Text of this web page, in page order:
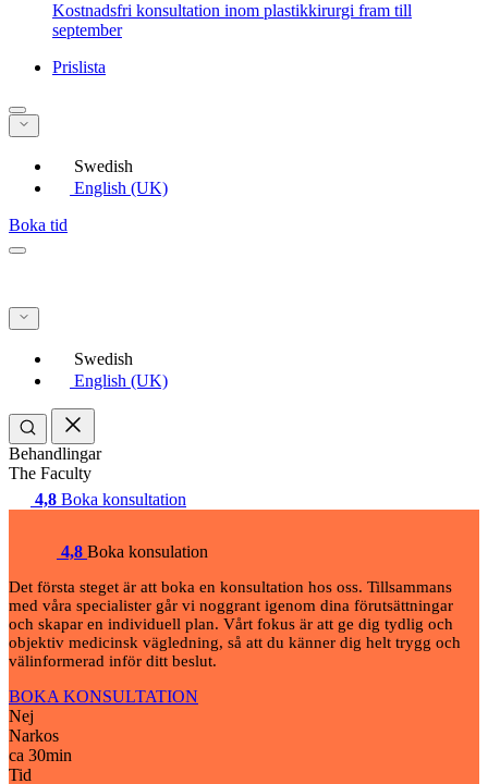
Kostnadsfri konsultation inom plastikkirurgi fram till
september
Prislista
Swedish
English (UK)
Boka tid
Swedish
English (UK)
Behandlingar
The Faculty
4,8 Boka konsultation
4,8 Boka konsulation
Det första steget är att boka en konsultation hos oss. Tillsammans
med våra specialister går vi noggrant igenom dina förutsättningar
och skapar en individuell plan. Vårt fokus är att ge dig tydlig och
objektiv medicinsk vägledning, så att du känner dig helt trygg och
välinformerad inför ditt beslut.
BOKA KONSULTATION
Nej
Narkos
ca 30min
Tid